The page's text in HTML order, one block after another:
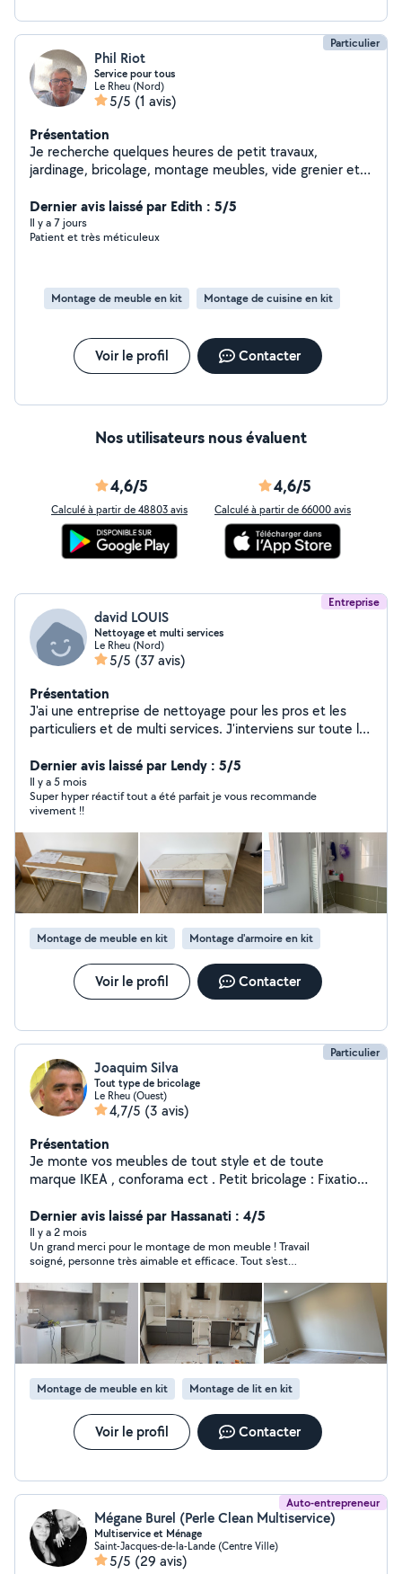
Particulier
Phil Riot
Service pour tous
Le Rheu (Nord)
5/5 (1 avis)
Présentation
Je recherche quelques heures de petit travaux,
jardinage, bricolage, montage meubles, vide grenier etc
toutes personnes. Très bon bricoleur et disponible
Dernier avis laissé par Edith : 5/5
Il y a 7 jours
Patient et très méticuleux
Montage de meuble en kit Montage de cuisine en kit
Voir le profil Contacter
Nos utilisateurs nous évaluent
4,6/5
Calculé à partir de 48803 avis
4,6/5
Calculé à partir de 66000 avis
Entreprise
david LOUIS
Nettoyage et multi services
Le Rheu (Nord)
5/5 (37 avis)
Présentation
J'ai une entreprise de nettoyage pour les pros et les
particuliers et de multi services. J'interviens sur toute la
ou bien immobilier de mes clients Ainsi que l entretien
des vitres
Dernier avis laissé par Lendy : 5/5
Il y a 5 mois
Super hyper réactif tout a été parfait je vous recommande
vivement !!
Montage de meuble en kit Montage d'armoire en kit
Voir le profil Contacter
Particulier
Joaquim Silva
Tout type de bricolage
Le Rheu (Ouest)
4,7/5 (3 avis)
Présentation
Je monte vos meubles de tout style et de toute
marque IKEA , conforama ect . Petit bricolage : Fixation
électromager, cuisinière, gaziniere , machine à laver .
Peinture tout type de pièce . Je m'occupe aussi de
diverses réparation, travaux de jardinage .
Dernier avis laissé par Hassanati : 4/5
Il y a 2 mois
Un grand merci pour le montage de mon meuble ! Travail
soigné, personne très aimable et efficace. Tout s'est
Montage de meuble en kit Montage de lit en kit
Voir le profil Contacter
Auto-entrepreneur
Mégane Burel (Perle Clean Multiservice)
Multiservice et Ménage
Saint-Jacques-de-la-Lande (Centre Ville)
5/5 (29 avis)